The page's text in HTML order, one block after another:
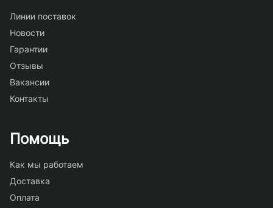
Линии поставок
Новости
Гарантии
Отзывы
Вакансии
Контакты
Помощь
Как мы работаем
Доставка
Оплата